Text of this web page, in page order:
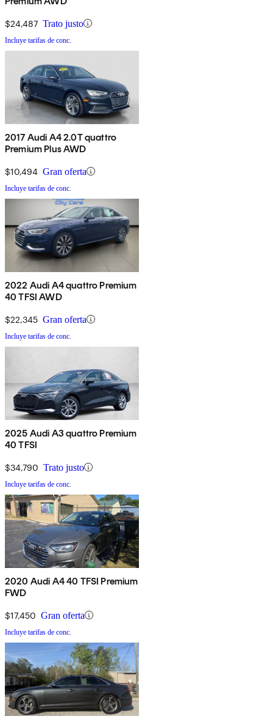
$24,487 Trato justo
Incluye tarifas de conc.
2017 Audi A4 2.0T quattro
Premium Plus AWD
$10,494 Gran oferta
Incluye tarifas de conc.
2022 Audi A4 quattro Premium
40 TFSI AWD
$22,345 Gran oferta
Incluye tarifas de conc.
2025 Audi A3 quattro Premium
40 TFSI
$34,790 Trato justo
Incluye tarifas de conc.
2020 Audi A4 40 TFSI Premium
FWD
$17,450 Gran oferta
Incluye tarifas de conc.